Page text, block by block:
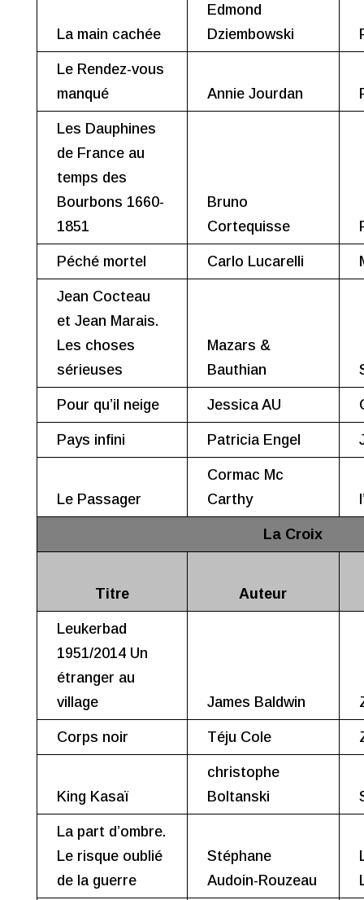
La main cachée
Edmond
Dziembowski
Le Rendez-vous
manqué
Annie Jourdan
Les Dauphines
de France au
temps des
Bourbons 1660-
1851
Bruno
Cortequisse
Péché mortel Carlo Lucarelli
Jean Cocteau
et Jean Marais.
Les choses
sérieuses
Mazars &
Bauthian
Pour qu’il neige Jessica AU
Pays infini Patricia Engel
Le Passager
Cormac Mc
Carthy
La Croix
Titre Auteur
Leukerbad
1951/2014 Un
étranger au
village
James Baldwin
Corps noir Téju Cole
King Kasaï
christophe
Boltanski
La part d’ombre.
Le risque oublié
de la guerre
Stéphane
Audoin-Rouzeau